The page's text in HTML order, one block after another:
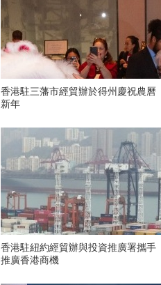
香港駐三藩市經貿辦於得州慶祝農曆
新年
​香港駐紐約經貿辦與投資推廣署攜手
推廣香港商機